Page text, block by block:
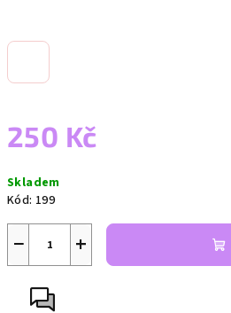
250 Kč
cena:
Skladem
Kód: 199
+
−